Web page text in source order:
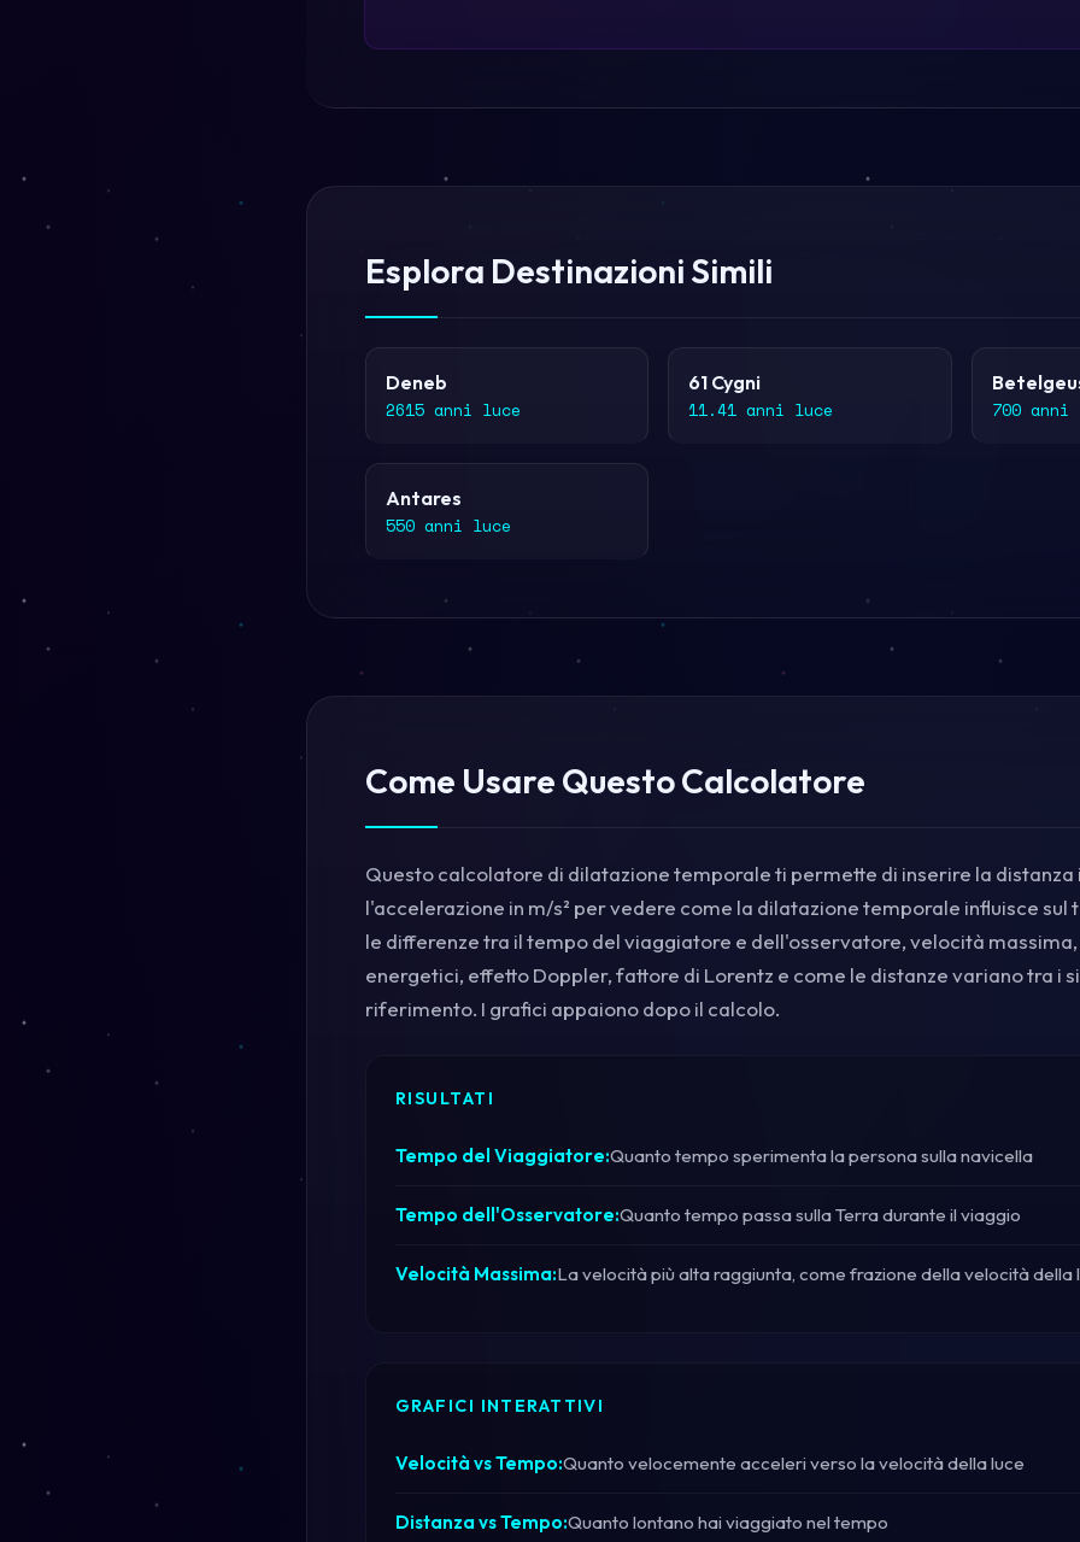
Esplora Destinazioni Simili
Deneb
2615 anni luce
61 Cygni
11.41 anni luce
700 anni
Antares
550 anni luce
Come Usare Questo Calcolatore
Questo calcolatore di dilatazione temporale ti permette di inserire la distanza
l'accelerazione in m/s² per vedere come la dilatazione temporale influisce sul
le differenze tra il tempo del viaggiatore e dell'osservatore, velocità
energetici, effetto Doppler, fattore di Lorentz e come le distanze variano tra i
riferimento. I grafici appaiono dopo il calcolo.
RISULTATI
Tempo del Viaggiatore:Quanto tempo sperimenta la persona sulla navicella
Tempo dell'Osservatore:Quanto tempo passa sulla Terra durante il viaggio
Velocità Massima:La velocità più alta raggiunta, come frazione della velocità della
GRAFICI INTERATTIVI
Velocità vs Tempo:Quanto velocemente acceleri verso la velocità della luce
Distanza vs Tempo:Quanto lontano hai viaggiato nel tempo